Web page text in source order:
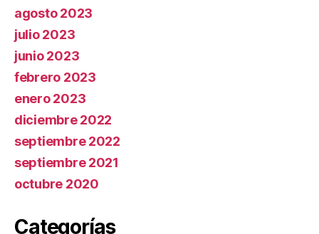
agosto 2023
julio 2023
junio 2023
febrero 2023
enero 2023
diciembre 2022
septiembre 2022
septiembre 2021
octubre 2020
Categorías